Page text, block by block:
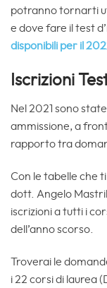
potranno tornarti
e dove fare il test
disponibili per il
Iscrizioni
Nel 2021 sono
ammissione, a
rapporto tra
Con le tabelle che
dott. Angelo
iscrizioni a tutti i
dell’anno scorso.
Troverai le
i 22 corsi di laurea